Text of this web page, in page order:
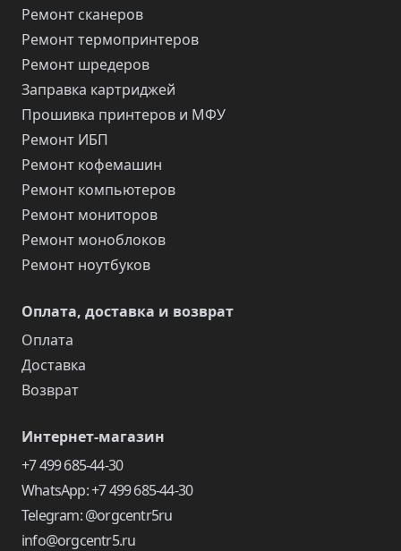
Ремонт сканеров
Ремонт термопринтеров
Ремонт шредеров
Заправка картриджей
Прошивка принтеров и МФУ
Ремонт ИБП
Ремонт кофемашин
Ремонт компьютеров
Ремонт мониторов
Ремонт моноблоков
Ремонт ноутбуков
Оплата, доставка и возврат
Оплата
Доставка
Возврат
Интернет-магазин
+7 499 685-44-30
WhatsApp: +7 499 685-44-30
Telegram: @orgcentr5ru
info@orgcentr5.ru